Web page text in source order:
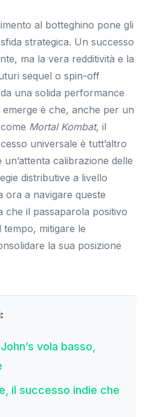
al botteghino pone gli
strategica. Un successo
ma la vera redditività e la
sequel o spin-off
una solida performance
è che, anche per un
Mortal Kombat, il
universale è tutt’altro
calibrazione delle
distributive a livello
ora a navigare queste
che il passaparola positivo
mitigare le
la sua posizione
vola basso,
il successo indie che